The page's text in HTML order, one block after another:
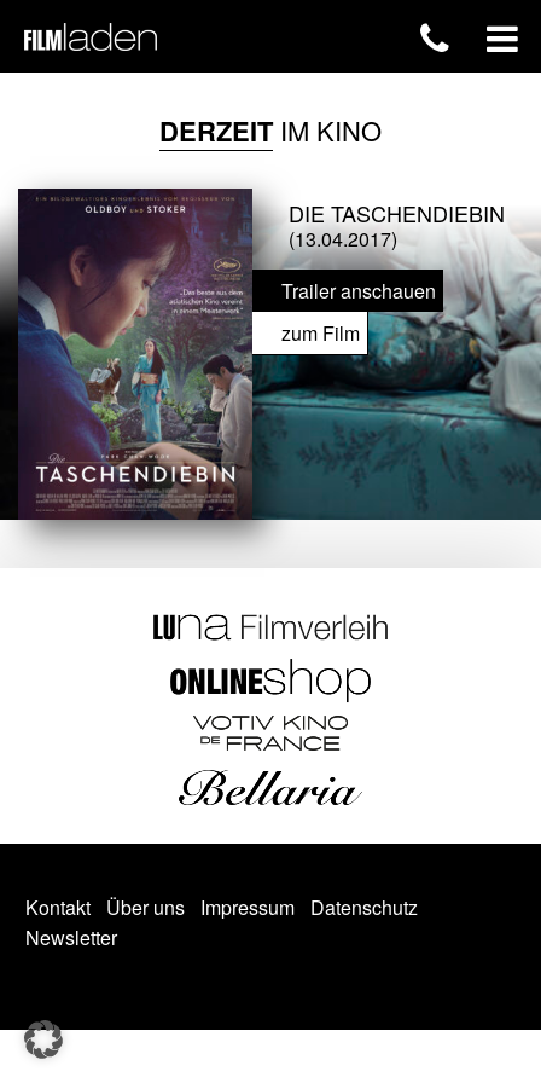
DERZEITIM KINO
DIE TASCHENDIEBIN
(13.04.2017)
Trailer anschauen
zum Film
Kontakt Über uns Impressum
Datenschutz
Newsletter